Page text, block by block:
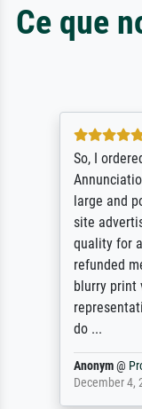
Ce que
So, I
large and
site
quality for
refunded
blurry print
do ...
Anonym@
December 4,